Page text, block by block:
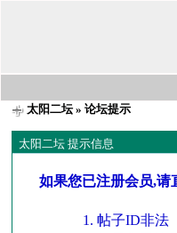
太阳二坛» 论坛提示
太阳二坛 提示信息
如果您已注册会员,请
帖子ID非法